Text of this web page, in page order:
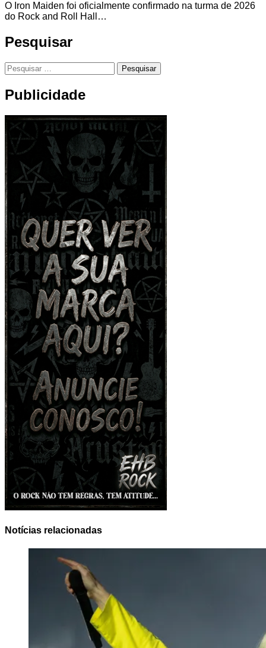
O Iron Maiden foi oficialmente confirmado na turma de 2026
do Rock and Roll Hall…
Pesquisar
Pesquisar
por:
Publicidade
Notícias relacionadas